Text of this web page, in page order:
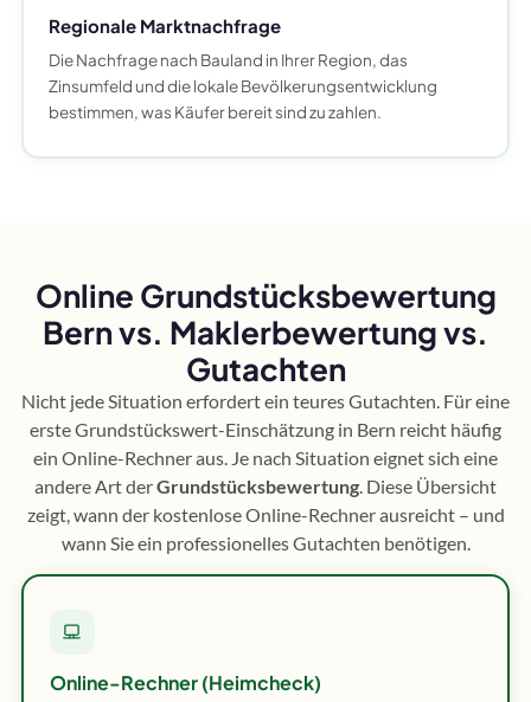
Regionale Marktnachfrage
Die Nachfrage nach Bauland in Ihrer Region, das
Zinsumfeld und die lokale Bevölkerungsentwicklung
bestimmen, was Käufer bereit sind zu zahlen.
Online Grundstücksbewertung
Bern vs. Maklerbewertung vs.
Gutachten
Nicht jede Situation erfordert ein teures Gutachten. Für eine
erste Grundstückswert-Einschätzung in Bern reicht häufig
ein Online-Rechner aus. Je nach Situation eignet sich eine
andere Art derGrundstücksbewertung . Diese Übersicht
zeigt, wann der kostenlose Online-Rechner ausreicht – und
wann Sie ein professionelles Gutachten benötigen.
Online-Rechner (Heimcheck)